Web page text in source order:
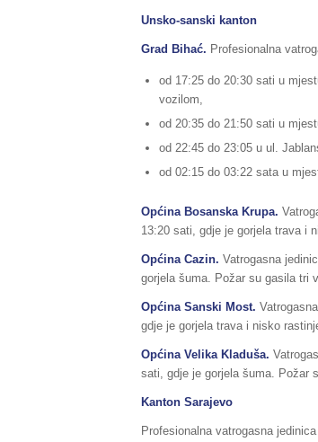
Unsko-sanski kanton
Grad Bihać. Profesionalna
od 17:25 do 20:30 sati u
vozilom,
od 20:35 do 21:50 sati u
od 22:45 do 23:05 u ul.
od 02:15 do 03:22 sata u
Općina Bosanska Krupa.
13:20 sati, gdje je gorjela trava i
Općina Cazin. Vatrogasna
gorjela šuma. Požar su gasila tri
Općina Sanski Most.
gdje je gorjela trava i nisko
Općina Velika Kladuša.
sati, gdje je gorjela šuma. Požar
Kanton Sarajevo
Profesionalna vatrogasna